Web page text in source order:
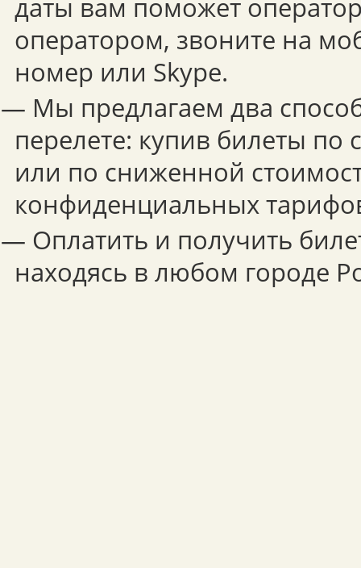
даты вам поможет
оператором, звоните на
номер или Skype.
— Мы предлагаем два
перелете: купив билеты
или по сниженной
конфиденциальных
— Оплатить и получить
находясь в любом городе